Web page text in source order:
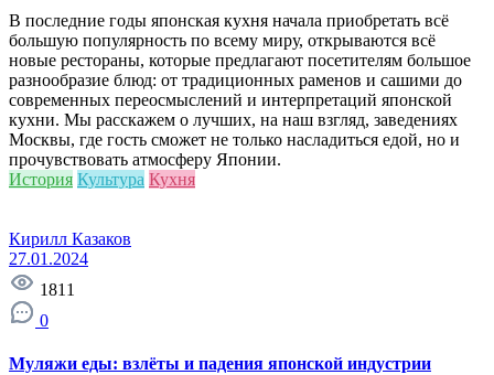
В последние годы японская кухня начала приобретать всё
большую популярность по всему миру, открываются всё
новые рестораны, которые предлагают посетителям большое
разнообразие блюд: от традиционных раменов и сашими до
современных переосмыслений и интерпретаций японской
кухни. Мы расскажем о лучших, на наш взгляд, заведениях
Москвы, где гость сможет не только насладиться едой, но и
прочувствовать атмосферу Японии.
История Культура Кухня
Кирилл Казаков
27.01.2024
1811
0
Муляжи еды: взлёты и падения японской индустрии